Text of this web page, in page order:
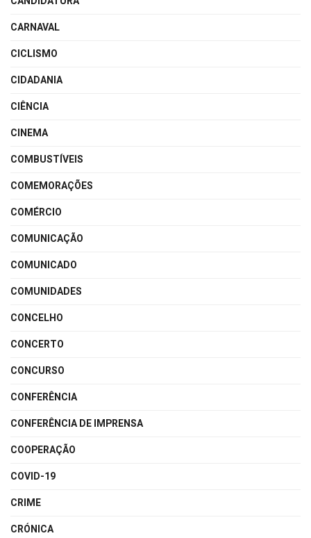
CARNAVAL
CICLISMO
CIDADANIA
CIÊNCIA
CINEMA
COMBUSTÍVEIS
COMEMORAÇÕES
COMÉRCIO
COMUNICAÇÃO
COMUNICADO
COMUNIDADES
CONCELHO
CONCERTO
CONCURSO
CONFERÊNCIA
CONFERÊNCIA DE IMPRENSA
COOPERAÇÃO
COVID-19
CRIME
CRÓNICA